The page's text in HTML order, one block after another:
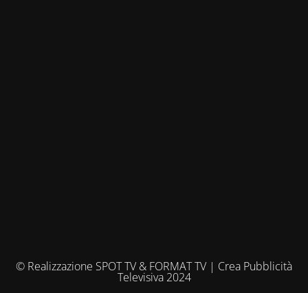
© Realizzazione SPOT TV & FORMAT TV | Crea Pubblicità
Televisiva 2024